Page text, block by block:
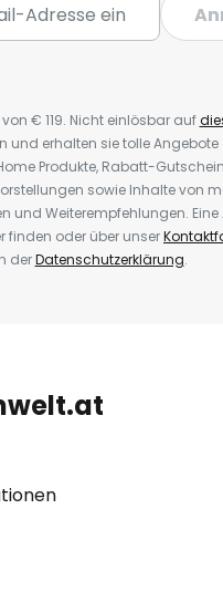
€ 119. Nicht einlösbar auf
und erhalten sie tolle
Produkte, Rabatt-
sowie Inhalte von
und Weiterempfehlungen.
finden oder über unser
derDatenschutzerklärung.